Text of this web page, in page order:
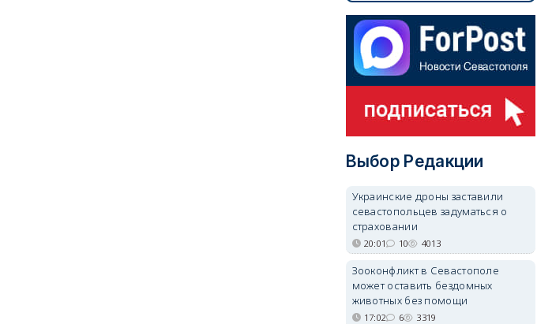
Выбор Редакции
Украинские дроны заставили
севастопольцев задуматься о
страховании
20:01 10 4013
Зооконфликт в Севастополе
может оставить бездомных
животных без помощи
17:02 6 3319